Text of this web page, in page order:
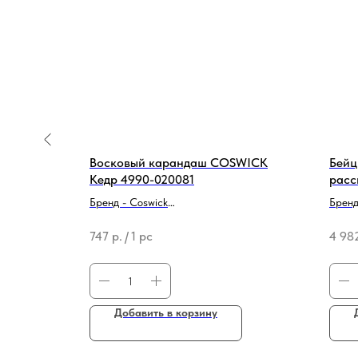
Восковый карандаш COSWICK
Кедр 4990-020081
Бренд - Coswick
реставрации/ремонта
747 р. /1 pc
Добавить в корзину
4